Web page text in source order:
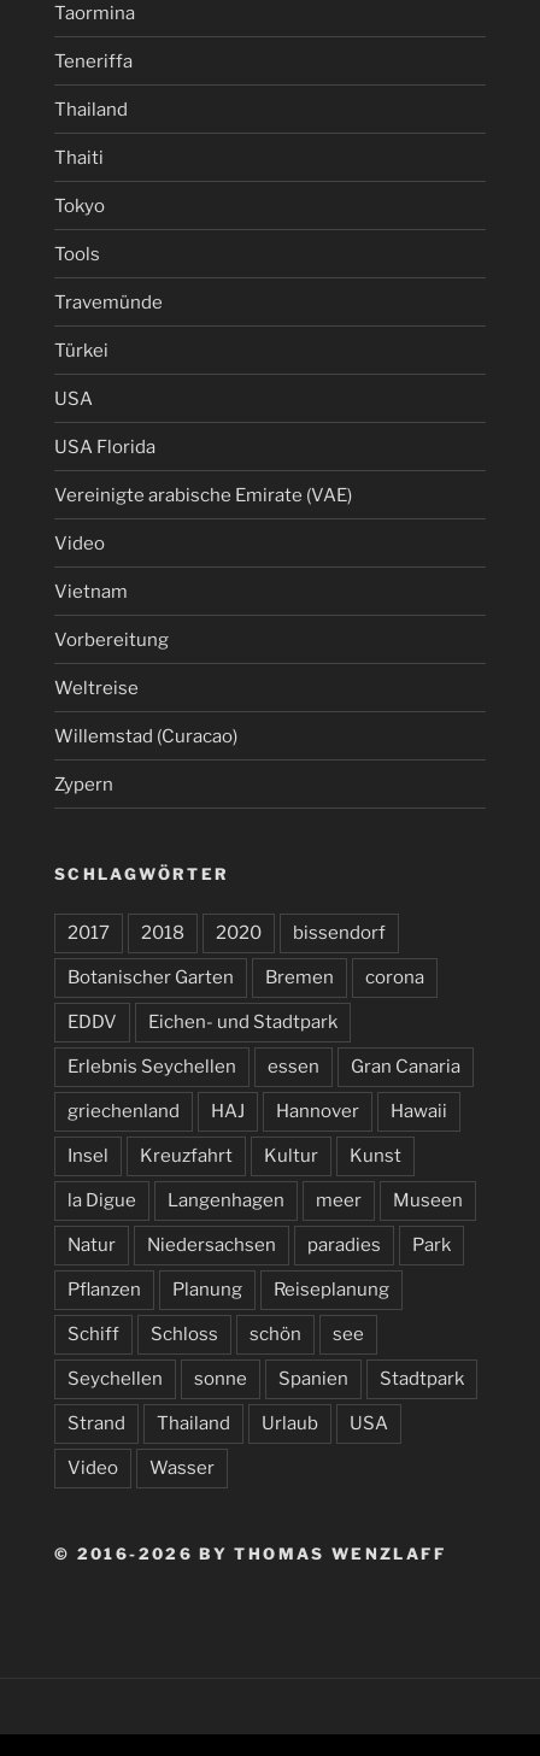
Taormina
Teneriffa
Thailand
Thaiti
Tokyo
Tools
Travemünde
Türkei
USA
USA Florida
Vereinigte arabische Emirate (VAE)
Video
Vietnam
Vorbereitung
Weltreise
Willemstad (Curacao)
Zypern
SCHLAGWÖRTER
2017 2018 2020 bissendorf
Botanischer Garten Bremen corona
EDDV Eichen- und Stadtpark
Erlebnis Seychellen essen Gran Canaria
griechenland HAJ Hannover Hawaii
Insel Kreuzfahrt Kultur Kunst
la Digue Langenhagen meer Museen
Natur Niedersachsen paradies Park
Pflanzen Planung Reiseplanung
Schiff Schloss schön see
Seychellen sonne Spanien Stadtpark
Strand Thailand Urlaub USA
Video Wasser
© 2016-2026 BY THOMAS WENZLAFF